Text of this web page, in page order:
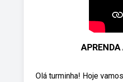
Olá turminha! Hoje